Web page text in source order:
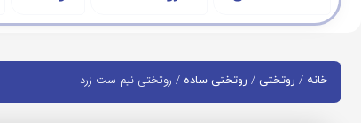
خانه / روتختی / روتختی ساده / روتختی نیم ست زرد